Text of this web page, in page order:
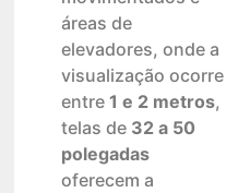
áreas de
elevadores, onde a
visualização ocorre
entre 1 e 2 metros,
telas de 32 a 50
polegadas
oferecem a